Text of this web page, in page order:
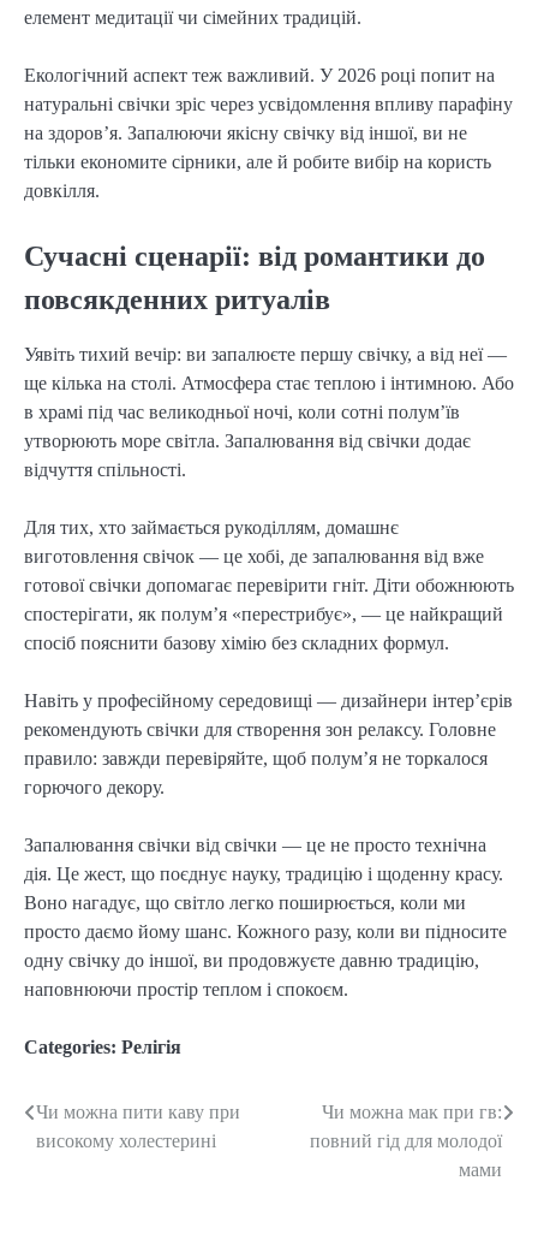
елемент медитації чи сімейних традицій.
Екологічний аспект теж важливий. У 2026 році попит на
натуральні свічки зріс через усвідомлення впливу парафіну
на здоров’я. Запалюючи якісну свічку від іншої, ви не
тільки економите сірники, але й робите вибір на користь
довкілля.
Сучасні сценарії: від романтики до
повсякденних ритуалів
Уявіть тихий вечір: ви запалюєте першу свічку, а від неї —
ще кілька на столі. Атмосфера стає теплою і інтимною. Або
в храмі під час великодньої ночі, коли сотні полум’їв
утворюють море світла. Запалювання від свічки додає
відчуття спільності.
Для тих, хто займається рукоділлям, домашнє
виготовлення свічок — це хобі, де запалювання від вже
готової свічки допомагає перевірити гніт. Діти обожнюють
спостерігати, як полум’я «перестрибує», — це найкращий
спосіб пояснити базову хімію без складних формул.
Навіть у професійному середовищі — дизайнери інтер’єрів
рекомендують свічки для створення зон релаксу. Головне
правило: завжди перевіряйте, щоб полум’я не торкалося
горючого декору.
Запалювання свічки від свічки — це не просто технічна
дія. Це жест, що поєднує науку, традицію і щоденну красу.
Воно нагадує, що світло легко поширюється, коли ми
просто даємо йому шанс. Кожного разу, коли ви підносите
одну свічку до іншої, ви продовжуєте давню традицію,
наповнюючи простір теплом і спокоєм.
Categories: Релігія
Post
Чи можна пити каву при
високому холестерині
Чи можна мак при гв:
повний гід для молодої
мами